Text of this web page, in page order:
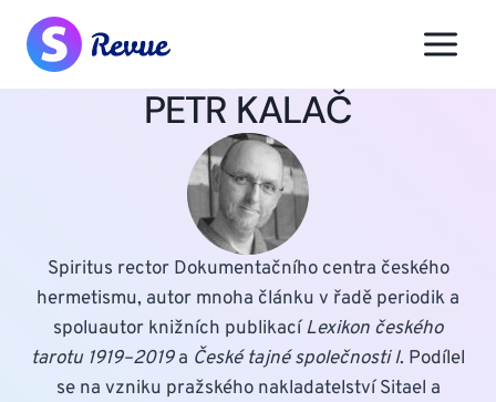
Přeskočit
obsah
PETR KALAČ
Spiritus rector Dokumentačního centra českého
hermetismu, autor mnoha článku v řadě periodik a
spoluautor knižních publikacíLexikon českého
tarotu 1919–2019a České tajné společnosti I. Podílel
se na vzniku pražského nakladatelství Sitael a